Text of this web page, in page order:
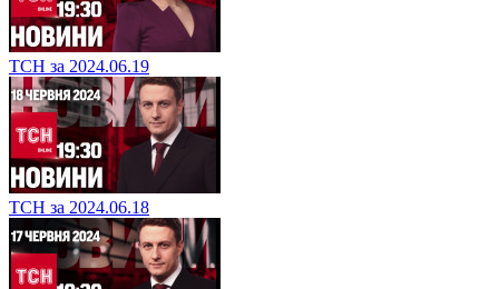
ТСН за 2024.06.19
ТСН за 2024.06.18